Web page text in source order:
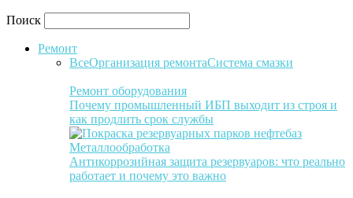
Поиск
Ремонт
ВсеОрганизация ремонтаСистема смазки
Ремонт оборудования
Почему промышленный ИБП выходит из строя и
как продлить срок службы
Металлообработка
Антикоррозийная защита резервуаров: что реально
работает и почему это важно